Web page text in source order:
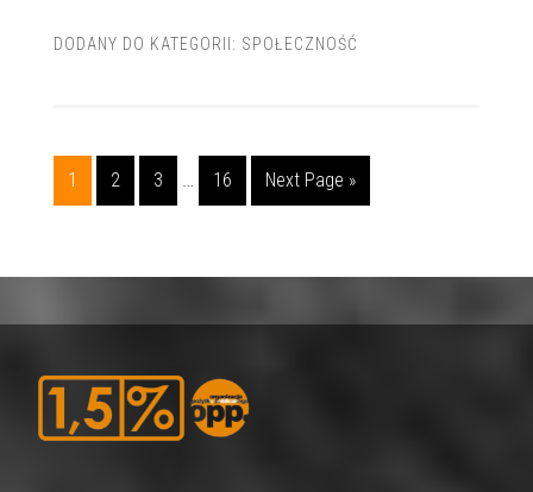
DODANY DO KATEGORII: SPOŁECZNOŚĆ
1 2 3 … 16 Next Page »